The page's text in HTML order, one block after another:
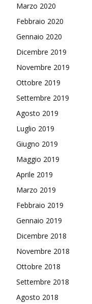
Marzo 2020
Febbraio 2020
Gennaio 2020
Dicembre 2019
Novembre 2019
Ottobre 2019
Settembre 2019
Agosto 2019
Luglio 2019
Giugno 2019
Maggio 2019
Aprile 2019
Marzo 2019
Febbraio 2019
Gennaio 2019
Dicembre 2018
Novembre 2018
Ottobre 2018
Settembre 2018
Agosto 2018